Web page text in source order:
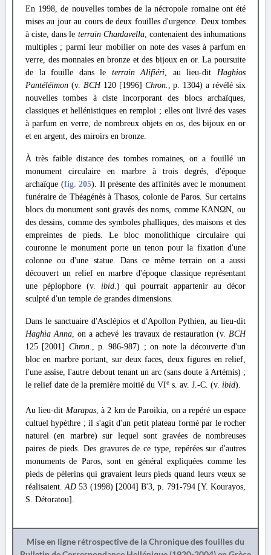
En 1998, de nouvelles tombes de la nécropole romaine ont été
mises au jour au cours de deux fouilles d'urgence. Deux tombes
à ciste, dans le terrain Chardavella, contenaient des inhumations
multiples ; parmi leur mobilier on note des vases à parfum en
verre, des monnaies en bronze et des bijoux en or. La poursuite
de la fouille dans le terrain Alifiéri, au lieu-ditHaghios
Pantéléimon (v. BCH120 [1996] Chron. , p. 1304) a révélé six
nouvelles tombes à ciste incorporant des blocs archaïques,
classiques et hellénistiques en remploi ; elles ont livré des vases
à parfum en verre, de nombreux objets en os, des bijoux en or
et en argent, des miroirs en bronze.
À très faible distance des tombes romaines, on a fouillé un
monument circulaire en marbre à trois degrés, d'époque
archaïque (fig. 205). Il présente des affinités avec le monument
funéraire de Théagénès à Thasos, colonie de Paros. Sur certains
blocs du monument sont gravés des noms, comme ΚΑΝΩΝ, ou
des dessins, comme des symboles phalliques, des maisons et des
empreintes de pieds. Le bloc monolithique circulaire qui
couronne le monument porte un tenon pour la fixation d'une
colonne ou d'une statue. Dans ce même terrain on a aussi
découvert un relief en marbre d'époque classique représentant
une péplophore (v. ibid.) qui pourrait appartenir au décor
sculpté d'un temple de grandes dimensions.
Dans le sanctuaire d'Asclépios et d'Apollon Pythien, au lieu-dit
Haghia Anna, on a achevé les travaux de restauration (v.BCH
125 [2001] Chron., p. 986-987) ; on note la découverte d'un
bloc en marbre portant, sur deux faces, deux figures en relief,
l'une assise, l'autre debout tenant un arc (sans doute à Artémis) ;
le relief date de la première moitié du VIe s. av. J.-C. (v. ibid).
Au lieu-dit Marapas, à 2 km de Paroikia, on a repéré un espace
cultuel hypèthre ; il s'agit d'un petit plateau formé par le rocher
naturel (en marbre) sur lequel sont gravées de nombreuses
paires de pieds. Des gravures de ce type, repérées sur d'autres
monuments de Paros, sont en général expliquées comme les
pieds de pèlerins qui gravaient leurs pieds quand leurs vœux se
réalisaient.AD 53 (1998) [2004] B'3, p. 791-794 [Y. Kourayos,
S. Détoratou].
Mise en ligne rétrospective de la Chronique des fouilles du